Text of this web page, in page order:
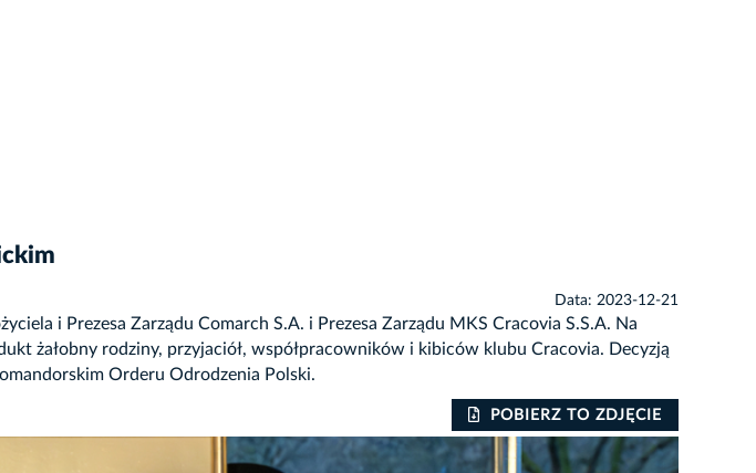
Data: 2023-12-21
i Prezesa Zarządu Comarch S.A. i Prezesa Zarządu MKS Cracovia S.S.A. Na
żałobny rodziny, przyjaciół, współpracowników i kibiców klubu Cracovia. Decyzją
Orderu Odrodzenia Polski.
POBIERZ TO ZDJĘCIE